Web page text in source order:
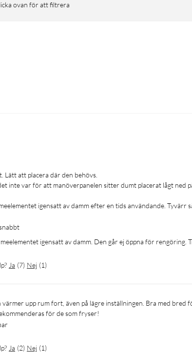
ovan för att filtrera
inte var för att manöverpanelen sitter dumt placerat lågt ned
igensatt av damm efter en tids användande. Tyvärr
igensatt av damm. Den går ej öppna för rengöring.
Ja (7) Nej (1)
för de som fryser!
Ja (2) Nej (1)